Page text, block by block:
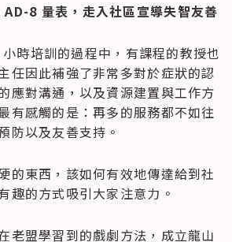
8 量表，走入社區宣導失智友善
時培訓的過程中，有課程的教授也
任因此補強了非常多對於症狀的認
應對溝通，以及資源建置與工作方
有感觸的是：再多的服務都不如往
防以及友善支持。
的東西，該如何有效地傳達給到社
趣的方式吸引大家注意力。
老盟學習到的戲劇方法，成立龍山